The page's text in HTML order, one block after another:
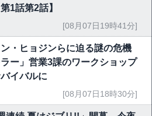
1話第2話】
[08月07日19時41分]
・ヒョジンらに迫る謎の危機
ラー」営業3課のワークショップ
イバルに
[08月07日18時30分]